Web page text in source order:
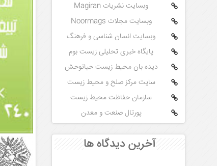
وبسایت نشریات Magiran
وبسایت مجلات Noormags
وبسایت انسان شناسی و فرهنگ
پایگاه خبری تحلیلی زیست بوم
دیده بان محیط زیست حیاتوحش
سایت مرکز صلح و محیط زیست
سازمان حفاظت محیط زیست
پورتال صنعت و معدن
آخرین دیدگاه ها